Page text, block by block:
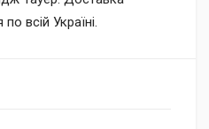
всій Україні.